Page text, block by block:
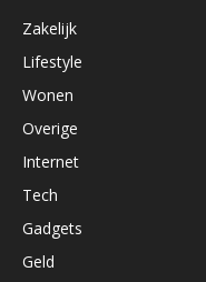
Zakelijk
Lifestyle
Wonen
Overige
Internet
Tech
Gadgets
Geld